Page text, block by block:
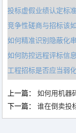
投标虚假业绩认定标
竞争性磋商与招标该
如何精准识别隐蔽化
如何防控远程评标信
工程招标是否应当弱
上一篇：如何用机器
下一篇：谁在倒卖投